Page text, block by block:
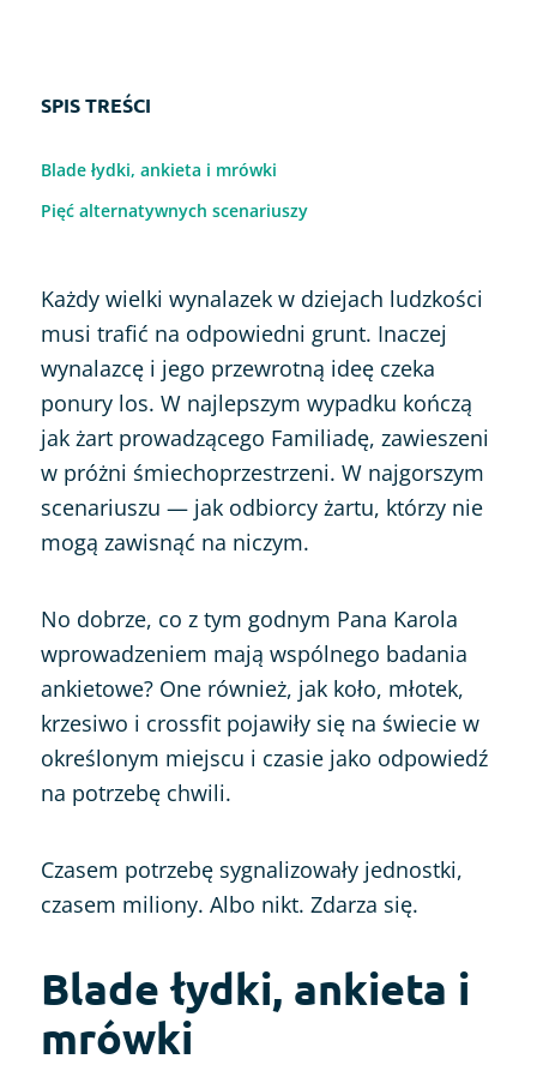
SPIS TREŚCI
Blade łydki, ankieta i mrówki
Pięć alternatywnych scenariuszy
Każdy wielki wynalazek w dziejach ludzkości
musi trafić na odpowiedni grunt. Inaczej
wynalazcę i jego przewrotną ideę czeka
ponury los. W najlepszym wypadku kończą
jak żart prowadzącego Familiadę, zawieszeni
w próżni śmiechoprzestrzeni. W najgorszym
scenariuszu — jak odbiorcy żartu, którzy nie
mogą zawisnąć na niczym.
No dobrze, co z tym godnym Pana Karola
wprowadzeniem mają wspólnego badania
ankietowe? One również, jak koło, młotek,
krzesiwo i crossfit pojawiły się na świecie w
określonym miejscu i czasie jako odpowiedź
na potrzebę chwili.
Czasem potrzebę sygnalizowały jednostki,
czasem miliony. Albo nikt. Zdarza się.
Blade łydki, ankieta i
mrówki